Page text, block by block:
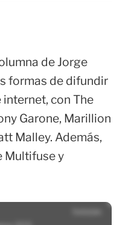
de Jorge
formas de difundir
con The
Garone, Marillion
Malley. Además,
Multifuse y